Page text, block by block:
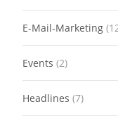
E-Mail-Marketing
Events (2)
Headlines (7)